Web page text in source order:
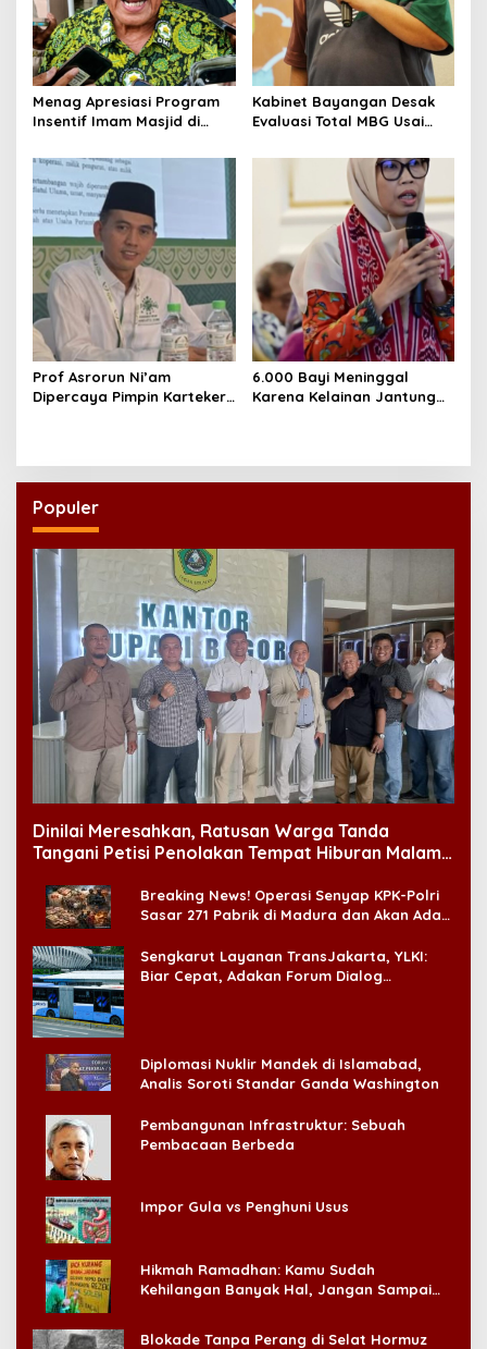
Menag Apresiasi Program
Insentif Imam Masjid di
Model Nasional
Kabinet Bayangan Desak
Evaluasi Total MBG Usai
Massal
Prof Asrorun Ni’am
Dipercaya Pimpin Karteker
6.000 Bayi Meninggal
Karena Kelainan Jantung
Populer
Dinilai Meresahkan, Ratusan Warga Tanda
Tangani Petisi Penolakan Tempat Hiburan Malam
Breaking News! Operasi Senyap KPK-Polri
Sasar 271 Pabrik di Madura dan Akan Ada
Sengkarut Layanan TransJakarta, YLKI:
Biar Cepat, Adakan Forum Dialog
Diplomasi Nuklir Mandek di Islamabad,
Analis Soroti Standar Ganda Washington
Pembangunan Infrastruktur: Sebuah
Pembacaan Berbeda
Impor Gula vs Penghuni Usus
Hikmah Ramadhan: Kamu Sudah
Kehilangan Banyak Hal, Jangan Sampai
Blokade Tanpa Perang di Selat Hormuz